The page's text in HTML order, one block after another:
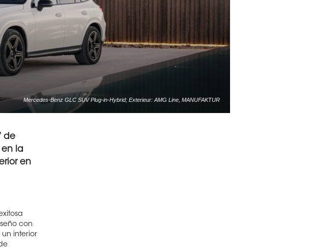
Mercedes-Benz GLC SUV Plug-in-Hybrid; Exterieur: AMG Line, MANUFAKTUR
diamantweiß bright; Interieur: AMG Line, Leder zweifarbig powerrot/schwarz
de
en la
en
con
un interior